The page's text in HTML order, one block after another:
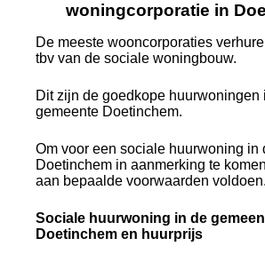
woningcorporatie in
De meeste wooncorporaties
tbv van de sociale woningbouw.
Dit zijn de goedkope huurwoningen
gemeente Doetinchem.
Om voor een sociale huurwoning in
Doetinchem in aanmerking te
aan bepaalde voorwaarden voldoen.
Sociale huurwoning in de
Doetinchem en huurprijs